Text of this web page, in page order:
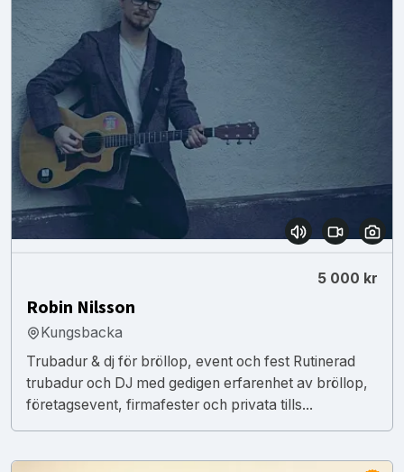
5 000 kr
Robin Nilsson
Kungsbacka
Trubadur & dj för bröllop, event och fest Rutinerad
trubadur och DJ med gedigen erfarenhet av bröllop,
företagsevent, firmafester och privata tills...